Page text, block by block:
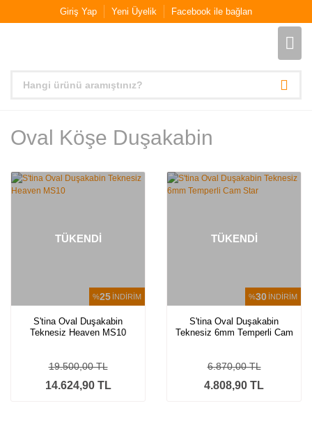
Giriş Yap Yeni Üyelik Facebook ile bağlan
Oval Köşe Duşakabin
%25 İNDİRİM
TÜKENDİ
S'tina Oval Duşakabin
Teknesiz Heaven MS10
14.624,90 TL
19.500,00 TL
%30 İNDİRİM
TÜKENDİ
S'tina Oval Duşakabin
Teknesiz 6mm Temperli Cam
4.808,90 TL
6.870,00 TL